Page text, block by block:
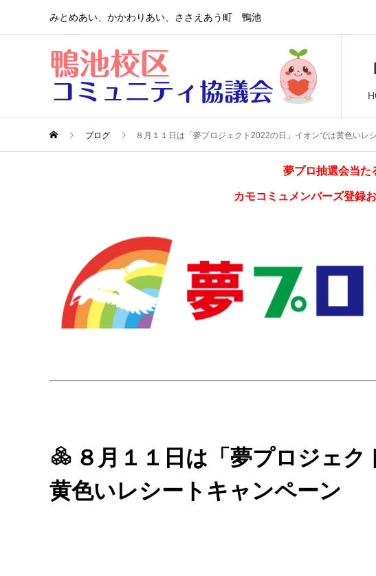
みとめあい、かかわりあい、ささえあう町 鴨池
ブログ ８月１１日は「夢プロジェクト2022の日」イオンでは黄色いレ
夢プロ抽選会当た
カモコミュメンバーズ登録
８月１１日は「夢プロジェ
黄色いレシートキャンペーン